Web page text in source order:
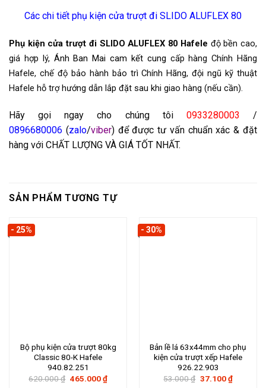
Các chi tiết phụ kiện cửa trượt đi SLIDO ALUFLEX 80
Phụ kiện cửa trượt đi SLIDO ALUFLEX 80 Hafele độ bền cao,
giá hợp lý, Ánh Ban Mai cam kết cung cấp hàng Chính Hãng
Hafele, chế độ bảo hành bảo trì Chính Hãng, đội ngũ kỹ thuật
Hafele hỗ trợ hướng dẫn lắp đặt sau khi giao hàng (nếu cần).
Hãy gọi ngay cho chúng tôi 0933280003 /
0896680006 (zalo/viber) để được tư vấn chuẩn xác & đặt
hàng với CHẤT LƯỢNG VÀ GIÁ TỐT NHẤT.
SẢN PHẨM TƯƠNG TỰ
- 25%
Bộ phụ kiện cửa trượt 80kg
Classic 80-K Hafele
940.82.251
620.000₫ Giá
465.000₫Giá
hiện
- 30%
Bản lề lá 63x44mm cho phụ
kiện cửa trượt xếp Hafele
926.22.903
53.000₫ Giá
37.100₫Giá
hiện